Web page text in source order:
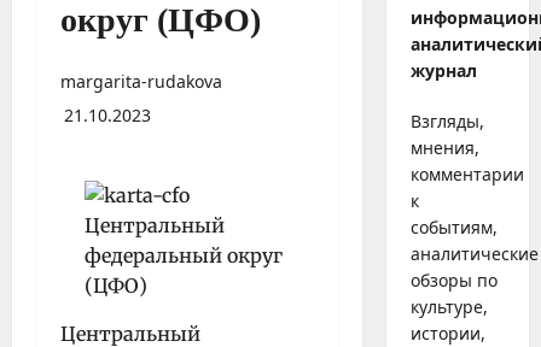
округ (ЦФО)
margarita-rudakova
21.10.2023
Центральный
журнал
Взгляды,
мнения,
комментарии
к
событиям,
аналитические
обзоры по
культуре,
истории,